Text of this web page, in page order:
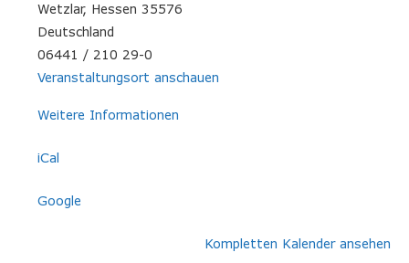
Wetzlar, Hessen 35576
Deutschland
06441 / 210 29-0
Veranstaltungsort anschauen
Weitere Informationen
iCal
Google
Kompletten Kalender ansehen